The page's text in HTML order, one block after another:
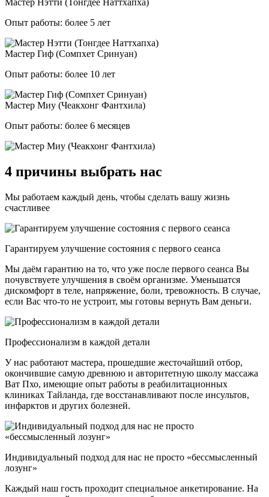
Мастер Нэтти (Тонгдее Наттхапха)
Опыт работы: более 5 лет
Мастер Гиф (Сомпхет Сринуан)
Опыт работы: более 10 лет
Мастер Миу (Чеакхонг Фантхила)
Опыт работы: более 6 месяцев
4 причины выбрать нас
Мы работаем каждый день, чтобы сделать вашу жизнь
счастливее
Гарантируем улучшение состояния с первого сеанса
Мы даём гарантию на то, что уже после первого сеанса Вы
почувствуете улучшения в своём организме. Уменьшатся
дискомфорт в теле, напряжение, боли, тревожность. В случае,
если Вас что-то не устроит, мы готовы вернуть Вам деньги.
Профессионализм в каждой детали
У нас работают мастера, прошедшие жесточайший отбор,
окончившие самую древнюю и авторитетную школу массажа
Ват Пхо, имеющие опыт работы в реабилитационных
клиниках Тайланда, где восстанавливают после инсультов,
инфарктов и других болезней.
Индивидуальный подход для нас не просто «бессмысленный
лозунг»
Каждый наш гость проходит специальное анкетирование. На